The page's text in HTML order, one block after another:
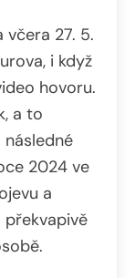
27. 5.
i když
hovoru.
a to
2024 ve
a